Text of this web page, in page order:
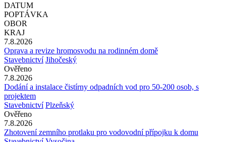
DATUM
POPTÁVKA
OBOR
KRAJ
7.8.2026
Oprava a revize hromosvodu na rodinném domě
Stavebnictví Jihočeský
Ověřeno
7.8.2026
Dodání a instalace čistírny odpadních vod pro 50-200 osob, s
projektem
Stavebnictví Plzeňský
Ověřeno
7.8.2026
Zhotovení zemního protlaku pro vodovodní přípojku k domu